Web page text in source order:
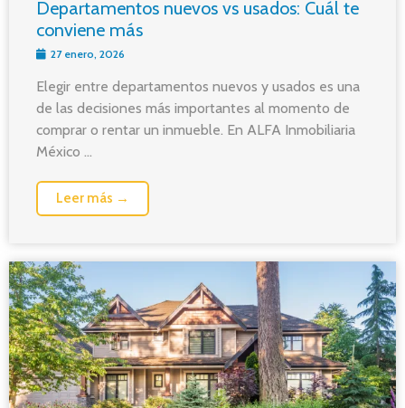
Departamentos nuevos vs usados: Cuál te
conviene más
27 enero, 2026
Elegir entre departamentos nuevos y usados es una
de las decisiones más importantes al momento de
comprar o rentar un inmueble. En ALFA Inmobiliaria
México ...
Leer más →